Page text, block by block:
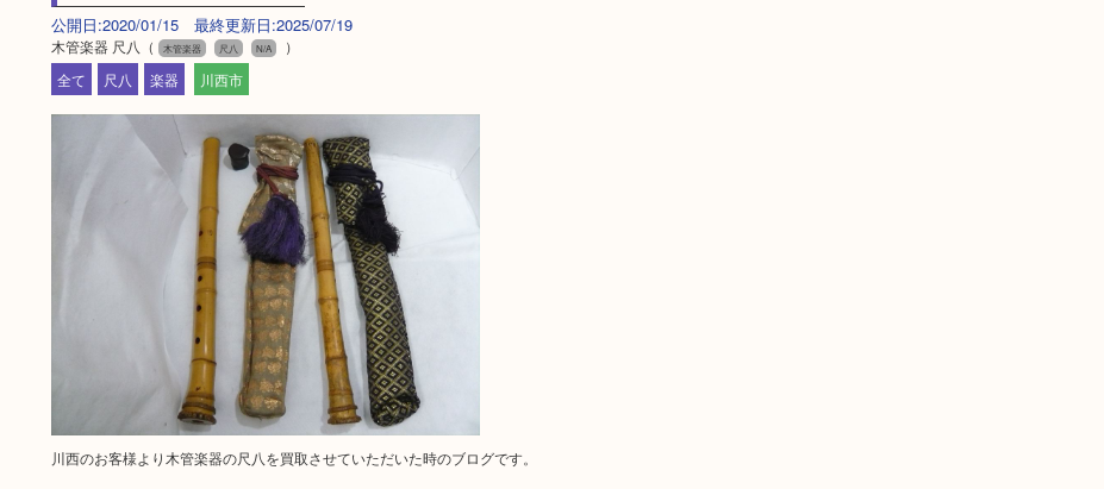
公開日:2020/01/15 最終更新日:2025/07/19
木管楽器 尺八（ 木管楽器 尺八 N/A
）
全て
尺八 楽器 川西市
川西のお客様より木管楽器の尺八を買取させていただいた時のブログです。